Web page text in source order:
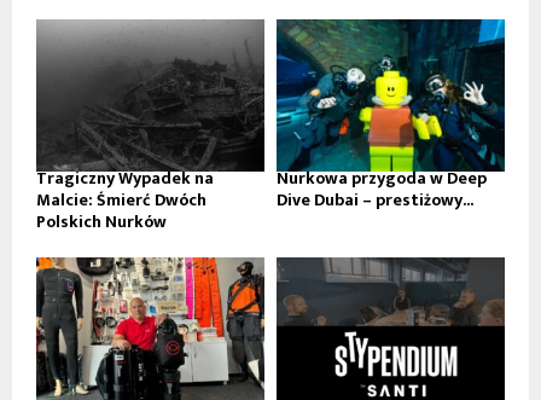
Tragiczny Wypadek na
Malcie: Śmierć Dwóch
Polskich Nurków
Nurkowa przygoda w Deep
Dive Dubai – prestiżowy...